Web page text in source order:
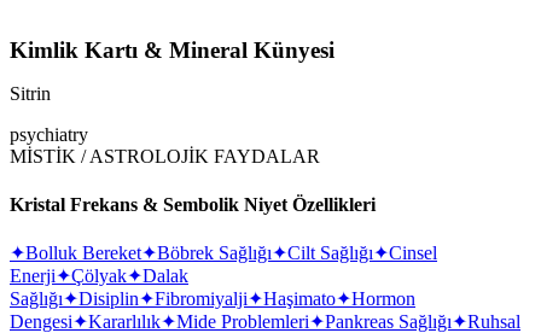
Kimlik Kartı & Mineral Künyesi
Sitrin
psychiatry
MİSTİK / ASTROLOJİK FAYDALAR
Kristal Frekans & Sembolik Niyet Özellikleri
✦Bolluk Bereket✦Böbrek Sağlığı✦Cilt Sağlığı✦Cinsel
Enerji✦Çölyak✦Dalak
Sağlığı✦Disiplin✦Fibromiyalji✦Haşimato✦Hormon
Dengesi✦Kararlılık✦Mide Problemleri✦Pankreas Sağlığı✦Ruhsal